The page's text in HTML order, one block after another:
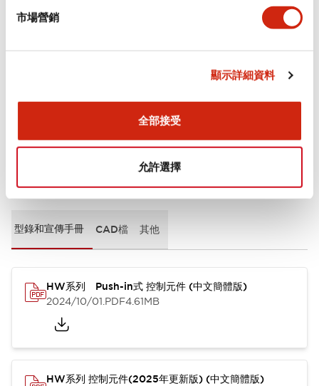
市場營銷
顯示詳細資料
全部接受
允許選擇
環境規範
型錄和宣傳手冊 CAD檔 其他
HW系列 Push-in式 控制元件 (中文簡體版)
2024/10/01.PDF4.61MB
HW系列 控制元件(2025年更新版) (中文簡體版)